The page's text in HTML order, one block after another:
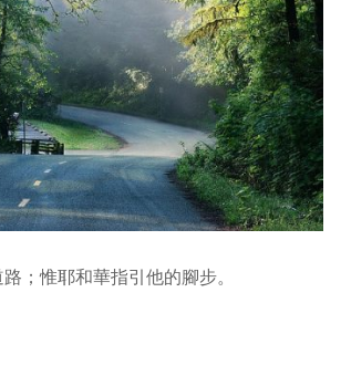
；惟耶和華指引他的腳步。